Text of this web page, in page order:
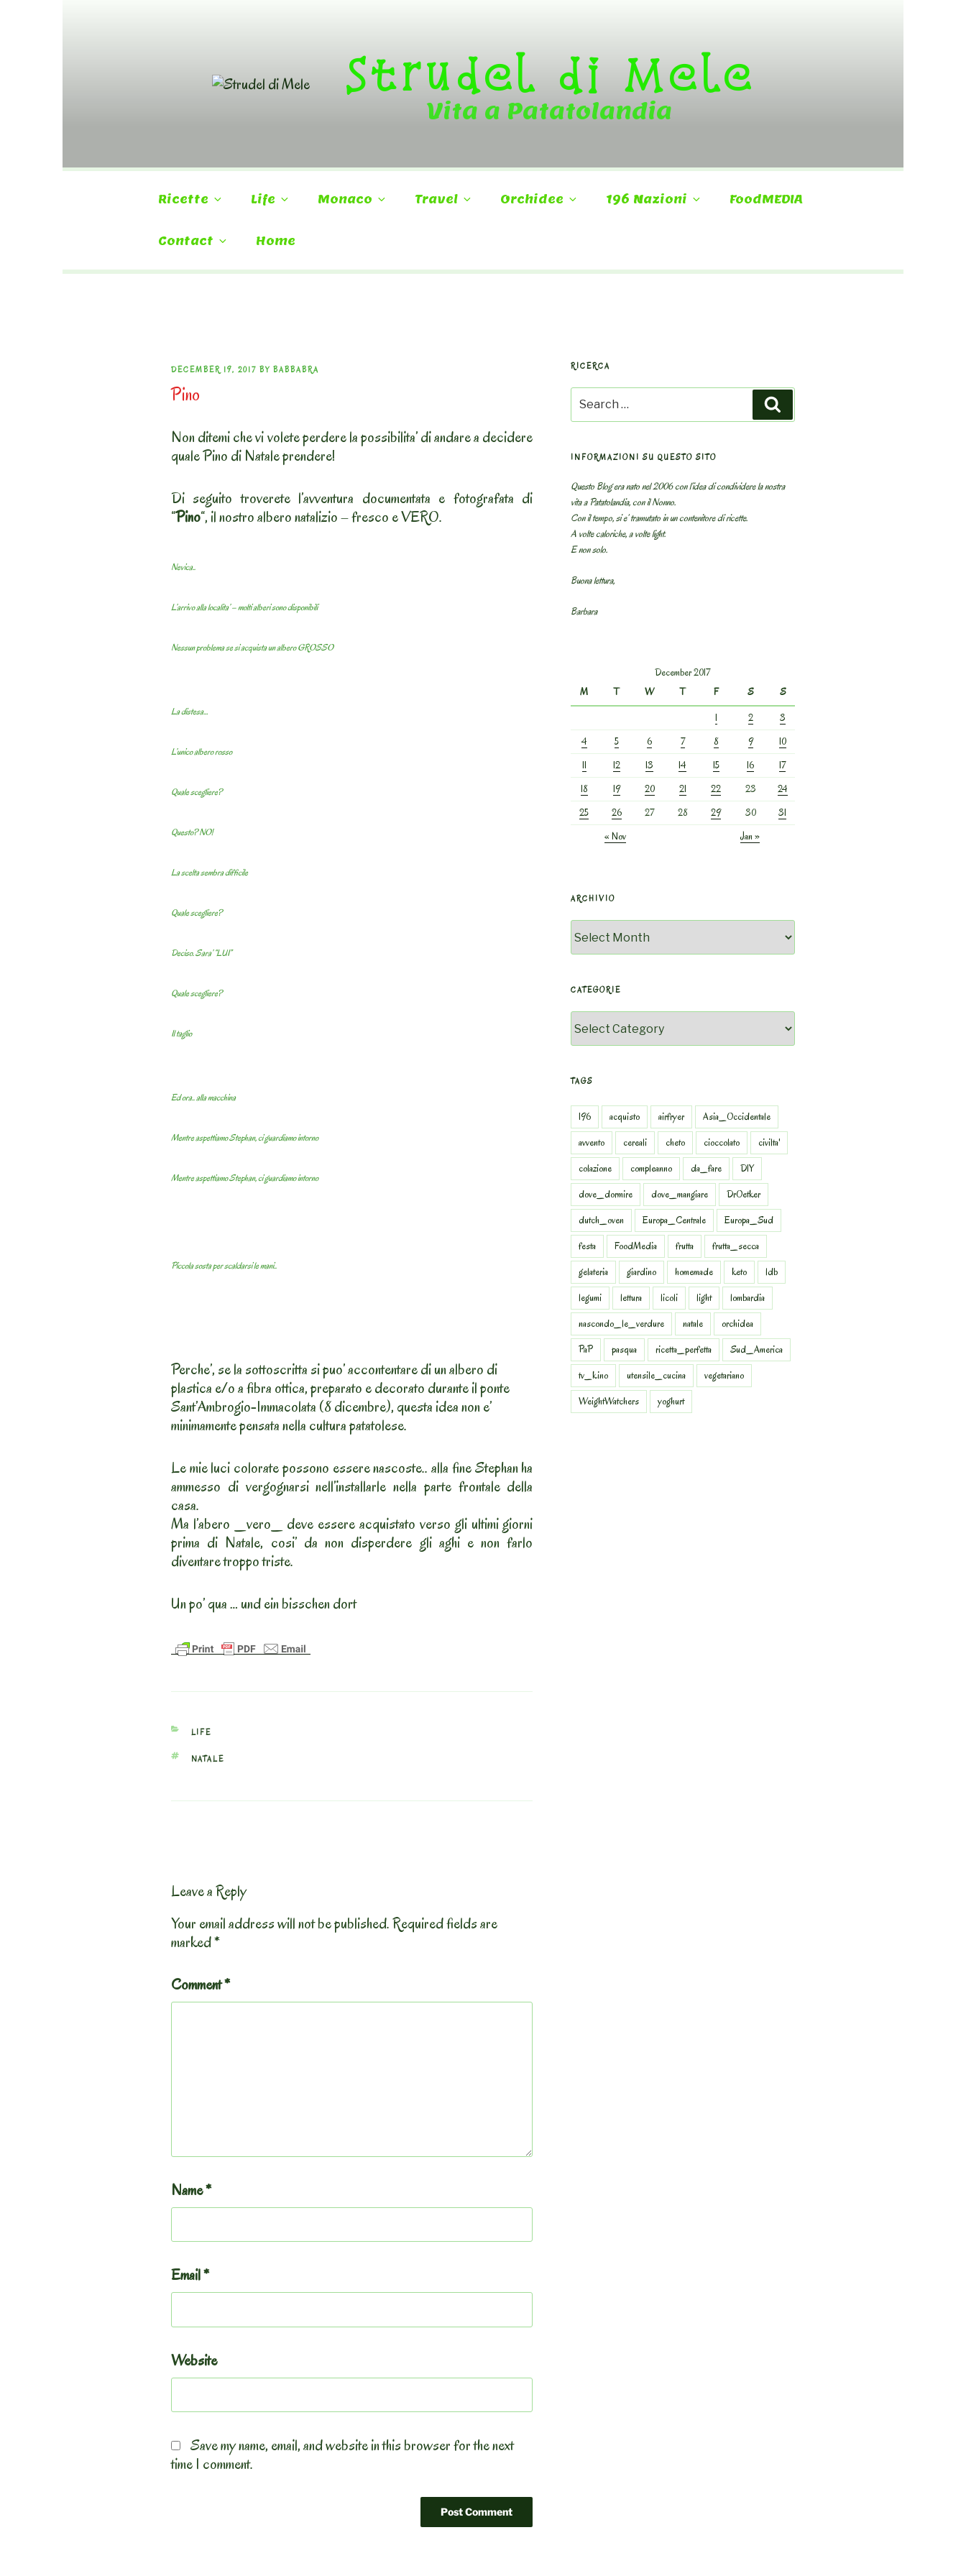
Strudel di Mele
Vita a Patatolandia
Ricette Life Monaco Travel Orchidee 196 Nazioni FoodMEDIA
Contact Home
POSTED
ON
DECEMBER 19, 2017 BY BABBABRA
Pino
Non ditemi che vi volete perdere la possibilita’ di andare a decidere
quale Pino di Natale prendere!
Di seguito troverete l’avventura documentata e fotografata di
“Pino“, il nostro albero natalizio – fresco e VERO.
Nevica..
L’arrivo alla localita’ – molti alberi sono disponibili
Nessun problema se si acquista un albero GROSSO
La distesa…
L’unico albero rosso
Quale scegliere?
Questo? NO!
La scelta sembra difficile
Quale scegliere?
Deciso. Sara’ “LUI”
Quale scegliere?
Il taglio
Ed ora.. alla macchina
Mentre aspettiamo Stephan, ci guardiamo intorno
Mentre aspettiamo Stephan, ci guardiamo intorno
Piccola sosta per scaldarsi le mani..
Perche’, se la sottoscritta si puo’ accontentare di un albero di
plastica e/o a fibra ottica, preparato e decorato durante il ponte
Sant’Ambrogio-Immacolata (8 dicembre), questa idea non e’
minimamente pensata nella cultura patatolese.
Le mie luci colorate possono essere nascoste.. alla fine Stephan ha
ammesso di vergognarsi nell’installarle nella parte frontale della
casa.
Ma l’abero _vero_ deve essere acquistato verso gli ultimi giorni
prima di Natale, cosi’ da non disperdere gli aghi e non farlo
diventare troppo triste.
Un po’ qua … und ein bisschen dort
CATEGORIES
LIFE
TAGS
NATALE
Leave a Reply
Your email address will not be published.Required fields are
marked*
Comment*
Name*
Email*
Website
Save my name, email, and website in this browser for the next
time I comment.
RICERCA
for:
INFORMAZIONI SU QUESTO SITO
Questo Blog era nato nel 2006 con l’idea di condividere la nostra
vita a Patatolandia, con il Nonno.
Con il tempo, si e’ tramutato in un contenitore di ricette.
A volte caloriche, a volte light.
E non solo.
Buona lettura,
Barbara
December 2017
M
T W T F S
S
1
2
3
4
5 6 7 8 9
10
11
12 13 14 15 16
17
18
19 20 21 22 23
24
25
26 27 28 29 30
31
« Nov
Jan »
ARCHIVIO
CATEGORIE
TAGS
196 acquisto airfryer
Asia_Occidentale
avvento
cereali cheto cioccolato
civilta'
colazione
compleanno da_fare
DIY
dove_dormire
dove_mangiare
DrOetker
dutch_oven
Europa_Centrale
Europa_Sud
festa
FoodMedia frutta
frutta_secca
gelateria
giardino homemade keto
ldb
legumi
lettura licoli light
lombardia
nascondo_le_verdure
natale
orchidea
PaP
pasqua ricetta_perfetta
Sud_America
tv_kino
utensile_cucina
vegetariano
WeightWatchers
yoghurt